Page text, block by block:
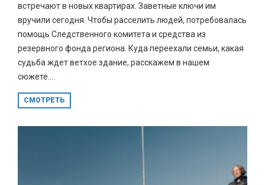
встречают в новых квартирах. Заветные ключи им
вручили сегодня. Чтобы расселить людей, потребовалась
помощь Следственного комитета и средства из
резервного фонда региона. Куда переехали семьи, какая
судьба ждет ветхое здание, расскажем в нашем
сюжете....
СМОТРЕТЬ